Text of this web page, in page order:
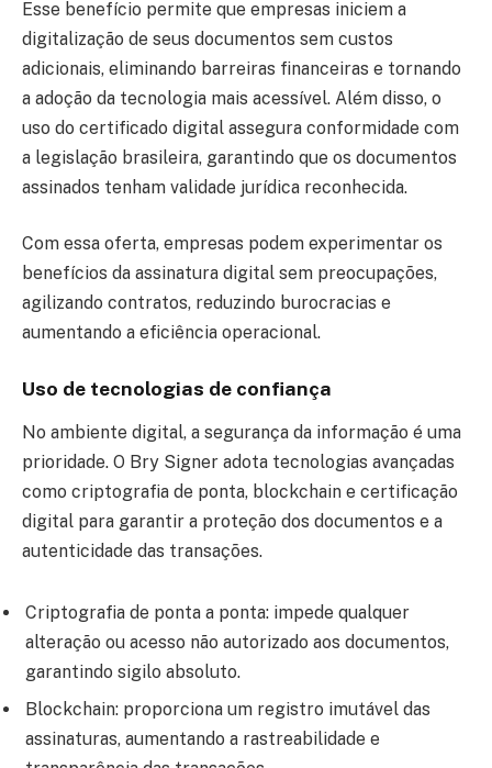
Esse benefício permite que empresas iniciem a
digitalização de seus documentos sem custos
adicionais, eliminando barreiras financeiras e tornando
a adoção da tecnologia mais acessível. Além disso, o
uso do certificado digital assegura conformidade com
a legislação brasileira, garantindo que os documentos
assinados tenham validade jurídica reconhecida.
Com essa oferta, empresas podem experimentar os
benefícios da assinatura digital sem preocupações,
agilizando contratos, reduzindo burocracias e
aumentando a eficiência operacional.
Uso de tecnologias de confiança
No ambiente digital, a segurança da informação é uma
prioridade. O Bry Signer adota tecnologias avançadas
como criptografia de ponta, blockchain e certificação
digital para garantir a proteção dos documentos e a
autenticidade das transações.
Criptografia de ponta a ponta: impede qualquer
alteração ou acesso não autorizado aos documentos,
garantindo sigilo absoluto.
Blockchain: proporciona um registro imutável das
assinaturas, aumentando a rastreabilidade e